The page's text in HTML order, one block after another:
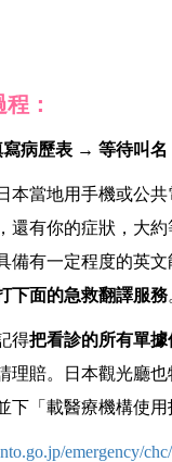
：
病歷表 → 等待叫
本當地用手機或公共
還有你的症狀， 大約
備有一定程度的英文
下面的急救翻譯服務
得把看診的所有單據
理賠。
日本觀光廳
下「載醫療機構使用
emergency/